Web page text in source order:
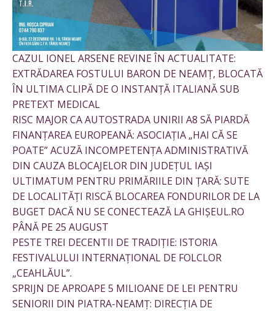
CAZUL IONEL ARSENE REVINE ÎN ACTUALITATE:
EXTRĂDAREA FOSTULUI BARON DE NEAMȚ, BLOCATĂ
ÎN ULTIMA CLIPĂ DE O INSTANȚĂ ITALIANĂ SUB
PRETEXT MEDICAL
RISC MAJOR CA AUTOSTRADA UNIRII A8 SĂ PIARDĂ
FINANȚAREA EUROPEANĂ: ASOCIAȚIA „HAI CĂ SE
POATE” ACUZĂ INCOMPETENȚA ADMINISTRATIVĂ
DIN CAUZA BLOCAJELOR DIN JUDEȚUL IAȘI
ULTIMATUM PENTRU PRIMĂRIILE DIN ȚARĂ: SUTE
DE LOCALITĂȚI RISCĂ BLOCAREA FONDURILOR DE LA
BUGET DACĂ NU SE CONECTEAZĂ LA GHIȘEUL.RO
PÂNĂ PE 25 AUGUST
PESTE TREI DECENTII DE TRADIȚIE: ISTORIA
FESTIVALULUI INTERNAȚIONAL DE FOLCLOR
„CEAHLĂUL”.
SPRIJN DE APROAPE 5 MILIOANE DE LEI PENTRU
SENIORII DIN PIATRA-NEAMȚ: DIRECȚIA DE